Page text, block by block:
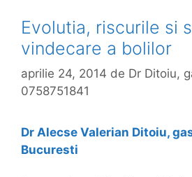
e
a
p
o
t
Evolutia, riscurile si
vindecare a bolilor
aprilie 24, 2014 de Dr Ditoiu,
0758751841
Dr Alecse Valerian Ditoiu,
Bucuresti